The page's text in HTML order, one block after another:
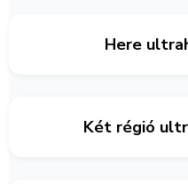
Here
Két régió